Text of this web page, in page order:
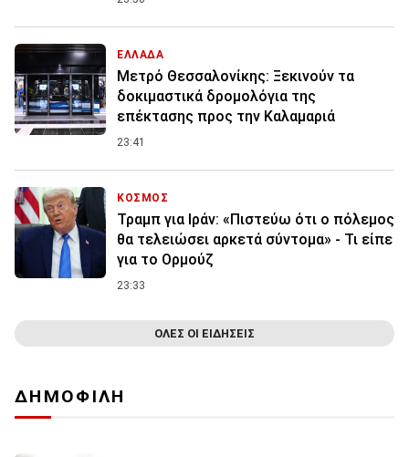
ΕΛΛΑΔΑ
Μετρό Θεσσαλονίκης: Ξεκινούν τα
δοκιμαστικά δρομολόγια της
επέκτασης προς την Καλαμαριά
23:41
ΚΟΣΜΟΣ
Τραμπ για Ιράν: «Πιστεύω ότι ο πόλεμος
θα τελειώσει αρκετά σύντομα» - Τι είπε
για το Ορμούζ
23:33
ΟΛΕΣ ΟΙ ΕΙΔΗΣΕΙΣ
ΔΗΜΟΦΙΛΗ